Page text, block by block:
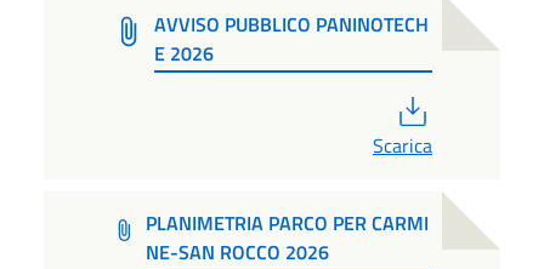
AVVISO PUBBLICO PANINOTECH
E 2026
Scarica
PLANIMETRIA PARCO PER CARMI
NE-SAN ROCCO 2026